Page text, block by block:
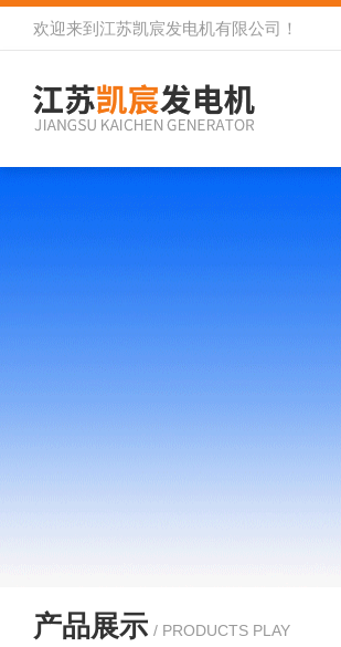
欢迎来到 江苏凯宸发电机有限公司 ！
产品展示 / PRODUCTS PLAY